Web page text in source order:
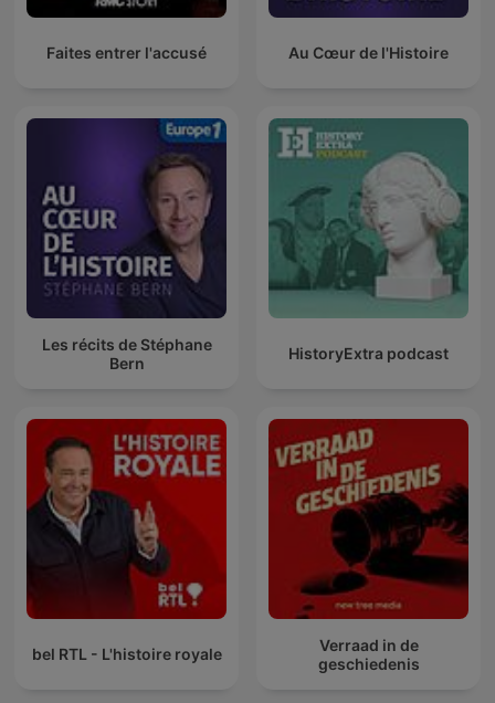
Faites entrer l'accusé Au Cœur de l'Histoire
Les récits de Stéphane
Bern
HistoryExtra podcast
bel RTL - L'histoire royale
Verraad in de
geschiedenis